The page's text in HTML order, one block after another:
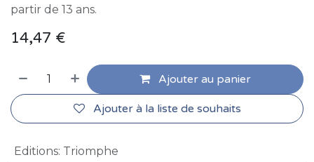
partir de 13 ans.
14,47 €
Ajouter au panier
Ajouter à la liste de souhaits
Editions: Triomphe